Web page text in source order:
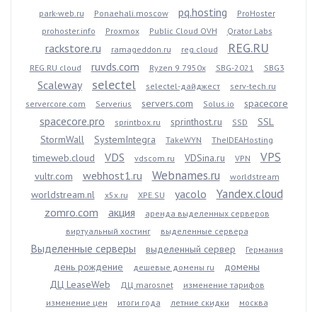
park-web.ru Ponaehali.moscow pq.hosting
ProHoster
prohoster.info
Proxmox Public Cloud OVH Qrator Labs
rackstore.ru ramageddon.ru reg.cloud REG.RU
REG.RU cloud ruvds.com Ryzen 9 7950x SBG-2021 SBG3
Scaleway selectel selectel-дайджест
serv-tech.ru
servercore.com
Serverius servers.com Solus.io spacecore
spacecore.pro sprintbox.ru sprinthost.ru SSD
SSL
StormWall
SystemIntegra TakeWYN TheIDEAHosting
timeweb.cloud VDS vdscom.ru VDSina.ru VPN VPS
vultr.com webhost1.ru Webnames.ru worldstream
worldstream.nl x5x.ru XPE.SU yacolo Yandex.cloud
zomro.com акция
аренда выделенных серверов
виртуальный хостинг
выделенные сервера
Выделенные серверы выделенный сервер Германия
день рождение дешевые домены ru
домены
ДЦ LeaseWeb
ДЦ marosnet
изменение тарифов
изменение цен
итоги года летние скидки
москва